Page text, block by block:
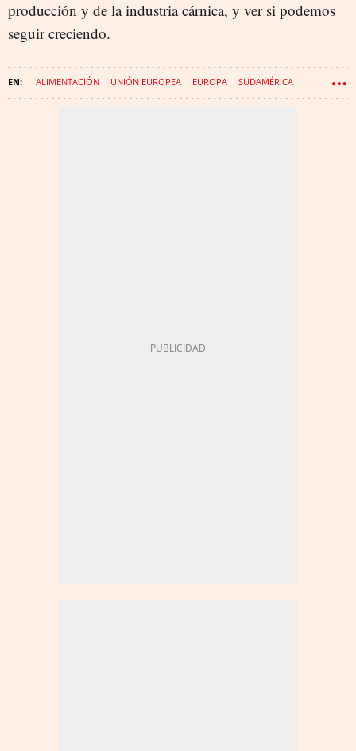
producción y de la industria cárnica, y ver si podemos
seguir creciendo.
ALIMENTACIÓN UNIÓN EUROPEA EUROPA SUDAMÉRICA